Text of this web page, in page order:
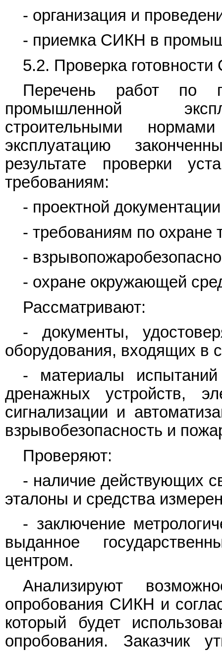
- организация и
- приемка СИКН в
5.2. Проверка
Перечень работ по
промышленной
строительными
эксплуатацию
результате проверки
требованиям:
- проектной
- требованиям по охране
-
- охране окружающей
Рассматривают:
- документы,
оборудования, входящих в
- материалы испытаний
дренажных устройств,
сигнализации и
взрывобезопасность и
Проверяют:
- наличие действующих
эталоны и средства
- заключение
выданное
центром.
Анализируют
опробования СИКН и
который будет
опробования. Заказчик